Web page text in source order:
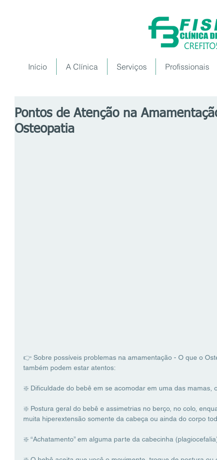
Início A Clínica Serviços Profissionais
Pontos de Atenção na
Osteopatia
👉 Sobre possíveis problemas na amamentação - O que o
também podem estar atentos:
❇️ Dificuldade do bebê em se acomodar em uma das mamas,
❇️ Postura geral do bebê e assimetrias no berço, no colo,
muita hiperextensão somente da cabeça ou ainda do corpo
❇️ “Achatamento” em alguma parte da cabecinha